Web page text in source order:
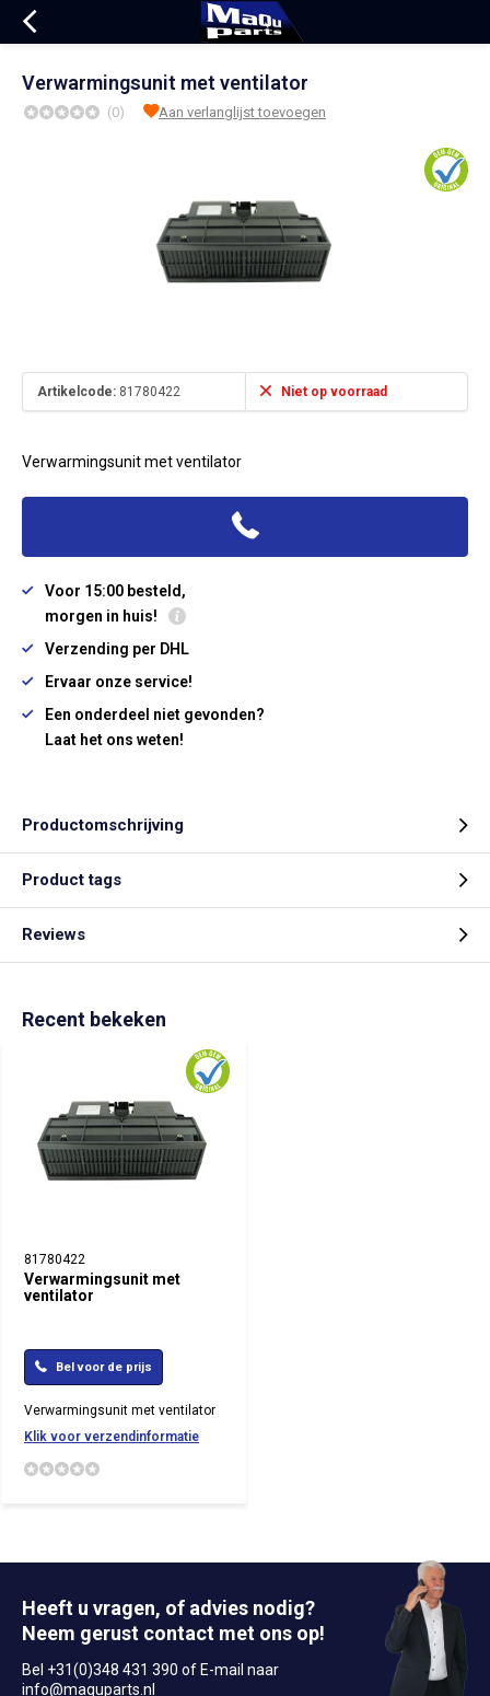
Verwarmingsunit met ventilator
(0) Aan verlanglijst toevoegen
Artikelcode: 81780422 Niet op voorraad
Verwarmingsunit met ventilator
Voor 15:00 besteld,
morgen in huis!
Verzending per DHL
Ervaar onze service!
Een onderdeel niet gevonden?
Laat het ons weten!
Productomschrijving
Product tags
Reviews
Recent bekeken
81780422
Verwarmingsunit met
ventilator
Bel voor de prijs
Verwarmingsunit met ventilator
Klik voor verzendinformatie
Heeft u vragen, of advies nodig?
Neem gerust contact met ons op!
Bel +31(0)348 431 390 of E-mail naar
info@maquparts.nl